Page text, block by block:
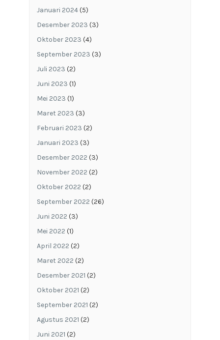
Januari 2024(5)
Desember 2023 (3)
Oktober 2023 (4)
September 2023 (3)
Juli 2023 (2)
Juni 2023 (1)
Mei 2023 (1)
Maret 2023 (3)
Februari 2023 (2)
Januari 2023 (3)
Desember 2022 (3)
November 2022 (2)
Oktober 2022 (2)
September 2022 (26)
Juni 2022 (3)
Mei 2022 (1)
April 2022 (2)
Maret 2022 (2)
Desember 2021 (2)
Oktober 2021 (2)
September 2021 (2)
Agustus 2021 (2)
Juni 2021 (2)